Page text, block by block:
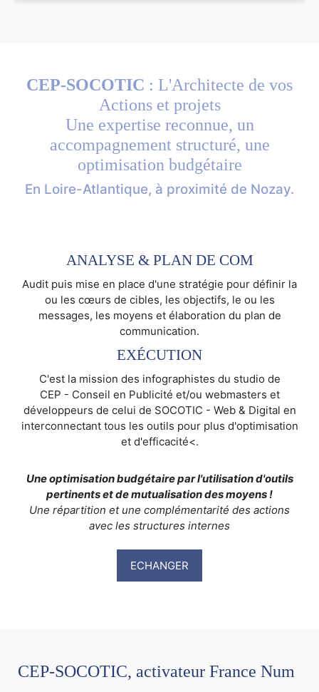
CEP-SOCOTIC : L'Architecte de vos
Actions et projets
Une expertise reconnue, un
accompagnement structuré, une
optimisation budgétaire
En Loire-Atlantique, à proximité de Nozay.
ANALYSE & PLAN DE COM
Audit puis mise en place d'une stratégie pour définir la
ou les cœurs de cibles, les objectifs, le ou les
messages, les moyens et élaboration du plan de
communication.
EXÉCUTION
C'est la mission des infographistes du studio de
CEP - Conseil en Publicité et/ou webmasters et
développeurs de celui de SOCOTIC - Web & Digital en
interconnectant tous les outils pour plus d'optimisation
et d'efficacité<.
Une optimisation budgétaire par l'utilisation d'outils
pertinents et de mutualisation des moyens !
Une répartition et une complémentarité des actions
avec les structures internes
ECHANGER
CEP-SOCOTIC, activateur France Num